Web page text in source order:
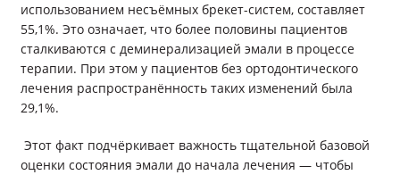
использованием несъёмных брекет-систем, составляет
55,1%. Это означает, что более половины пациентов
сталкиваются с деминерализацией эмали в процессе
терапии. При этом у пациентов без ортодонтического
лечения распространённость таких изменений была
29,1%.
Этот факт подчёркивает важность тщательной базовой
оценки состояния эмали до начала лечения — чтобы